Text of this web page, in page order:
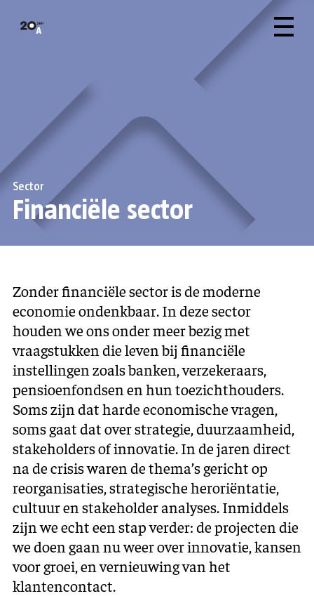
Sector
Financiële sector
Zonder financiële sector is de moderne
economie ondenkbaar. In deze sector
houden we ons onder meer bezig met
vraagstukken die leven bij financiële
instellingen zoals banken, verzekeraars,
pensioenfondsen en hun toezichthouders.
Soms zijn dat harde economische vragen,
soms gaat dat over strategie, duurzaamheid,
stakeholders of innovatie. In de jaren direct
na de crisis waren de thema’s gericht op
reorganisaties, strategische heroriëntatie,
cultuur en stakeholder analyses. Inmiddels
zijn we echt een stap verder: de projecten die
we doen gaan nu weer over innovatie, kansen
voor groei, en vernieuwing van het
klantencontact.